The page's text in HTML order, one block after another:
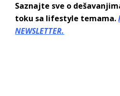
Saznajte sve o
toku sa lifestyle temama.
NEWSLETTER.